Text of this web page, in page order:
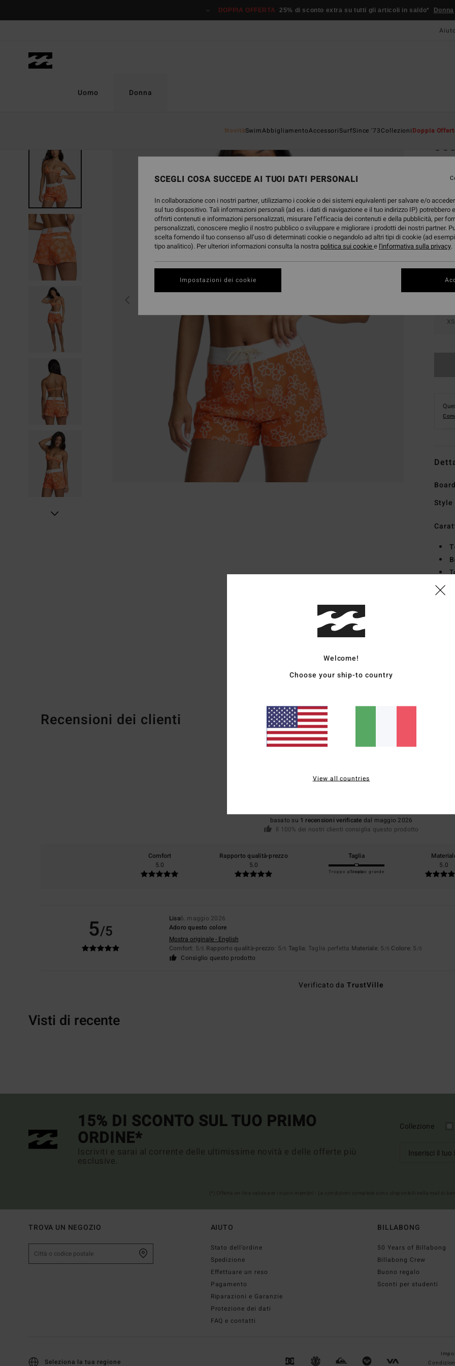
prodotto
DOPPIA OFFERTA 25% di sconto extra su tutti gli articoli in saldo* Donna
Uomo Donna
NovitàSwimAbbigliamentoAccessoriSurfSince '73CollezioniDoppia
XS
Style
Recensioni dei clienti
5.0
basato su 1 recensioni verificate dal maggio 2026
Il 100% dei nostri clienti consiglia questo prodotto
Comfort
5.0
Rapporto qualità-prezzo
5.0
Taglia
Troppo piccoloTroppo grande
5.0
5/5
Lisa6. maggio 2026
Adoro questo colore
Mostra originale - English
Comfort: 5/5 Rapporto qualità-prezzo: 5/5 Taglia: Taglia perfetta Materiale: 5 /5 Colore: 5 /5
Consiglio questo prodotto
Verificato daTrustVille
Visti di recente
15% DI SCONTO SUL TUO PRIMO
ORDINE*
Iscriviti e sarai al corrente delle ultimissime novità e delle offerte più
esclusive.
Collezione
TROVA UN NEGOZIO AIUTO
Stato dell’ordine
Spedizione
Effettuare un reso
Pagamento
Riparazioni e Garanzie
Protezione dei dati
FAQ e contatti
BILLABONG
50 Years of Billabong
Billabong Crew
Buono regalo
Sconti per studenti
Seleziona la tua regione
Welcome!
Choose your ship-to country
View all countries
SCEGLI COSA SUCCEDE AI TUOI DATI PERSONALI
In collaborazione con i nostri partner, utilizziamo i cookie o dei sistemi equivalenti per salvare e/o
sul tuo dispositivo. Tali informazioni personali (ad es. i dati di navigazione e il tuo indirizzo IP) potrebbero
offrirti contenuti e informazioni personalizzati, misurare l’efficacia dei contenuti e della pubblicità, per
personalizzati, conoscere meglio il nostro pubblico o sviluppare e migliorare i prodotti dei nostri partner.
scelta fornendo il tuo consenso all’uso di determinati cookie o negandolo ad altri tipi di cookie (ad
tipo analitico). Per ulteriori informazioni consulta la nostra politica sui cookiee l'informativa sulla privacy.
Impostazioni dei cookie